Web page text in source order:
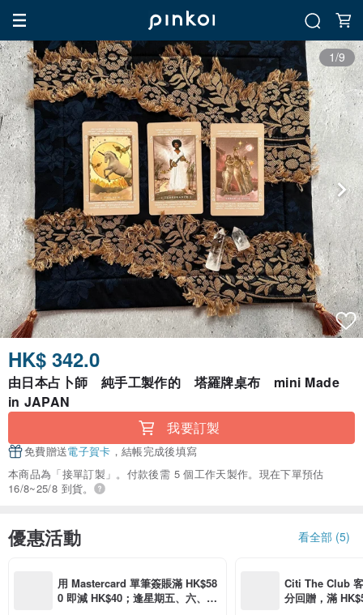
1/9
HK$ 342.0
由日本占卜師 純手工製作的 塔羅牌桌布 mini Made
in JAPAN
我要訂製
免費贈送電子賀卡 ，結帳完成後填寫
本商品為「接單訂製」。付款後需 5 個工作天製作。現在下單預估
16/8~25/8 到貨。
優惠活動 看全部 (5)
用 Mastercard 單筆簽賬滿 HK$58
0 即減 HK$40；逢星期五、六、日
Citi The Club
分回贈，滿